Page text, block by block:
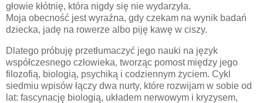
głowie kłótnię, która nigdy się nie wydarzyła.
Moja obecność jest wyraźna, gdy czekam na wynik badań
dziecka, jadę na rowerze albo piję kawę w ciszy.
Dlatego próbuję przetłumaczyć jego nauki na język
współczesnego człowieka, tworząc pomost między jego
filozofią, biologią, psychiką i codziennym życiem. Cykl
siedmiu wpisów łączy dwa nurty, które rozwijam w sobie od
lat: fascynację biologią, układem nerwowym i kryzysem,